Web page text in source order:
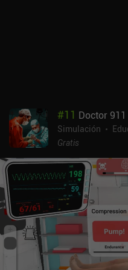
tardé en ver todo lo que ofrece
más contenidos en el futuro.
#11 Doctor
Simulación
Gratis